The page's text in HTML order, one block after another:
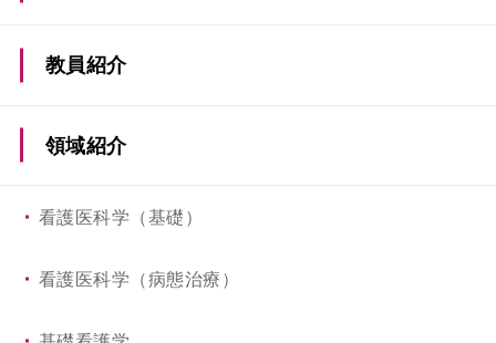
針）
カリキュラム・ポリシー
（教育課程編成・実施の方針）
アドミッション・ポリシー
看護学部の4つの特色
教員紹介
領域紹介
看護医科学（基礎）
看護医科学（病態治療）